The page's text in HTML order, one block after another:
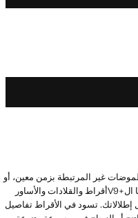
غير المرتبطة بزمن معين، أو
إذا كنت تتبع أحدث الصيحات ستجد في مجموعتنا ال+V9أقراط والقلادات والأساور
تسود في الأقراط تفاصيل